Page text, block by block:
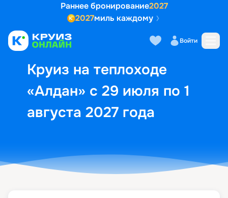
Раннее бронирование2027
2027миль каждому
Войти
Круиз на теплоходе
«Алдан» с 29 июля по 1
августа 2027 года
Выбор кают Маршрут и